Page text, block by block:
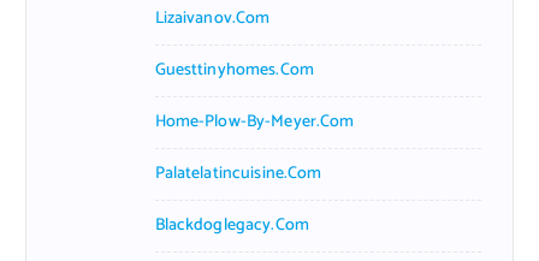
Lizaivanov.com
Guesttinyhomes.com
Home-Plow-By-Meyer.com
Palatelatincuisine.com
Blackdoglegacy.com